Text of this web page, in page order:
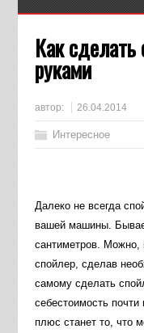
Как сделать
руками
автор: 26.04.2014
Интересное
Далеко не всегда
вашей машины.
сантиметров. Можно,
спойлер, сделав
самому сделать
себестоимость
плюс станет то, что